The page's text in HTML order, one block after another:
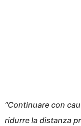
“Continuare con
ridurre la distanza